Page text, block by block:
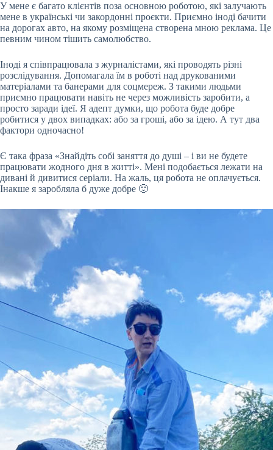
У мене є багато клієнтів поза основною роботою, які залучають
мене в українські чи закордонні проєкти. Приємно іноді бачити
на дорогах авто, на якому розміщена створена мною реклама. Це
певним чином тішить самолюбство.
Іноді я співпрацювала з журналістами, які проводять різні
розслідування. Допомагала їм в роботі над друкованими
матеріалами та банерами для соцмереж. З такими людьми
приємно працювати навіть не через можливість заробити, а
просто заради ідеї. Я адепт думки, що робота буде добре
робитися у двох випадках: або за гроші, або за ідею. А тут два
фактори одночасно!
Є така фраза «Знайдіть собі заняття до душі – і ви не будете
працювати жодного дня в житті». Мені подобається лежати на
дивані й дивитися серіали. На жаль, ця робота не оплачується.
Інакше я заробляла б дуже добре 🙂